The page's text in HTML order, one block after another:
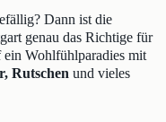
Dann ist die
genau das Richtige für
ein Wohlfühlparadies mit
Rutschen und vieles